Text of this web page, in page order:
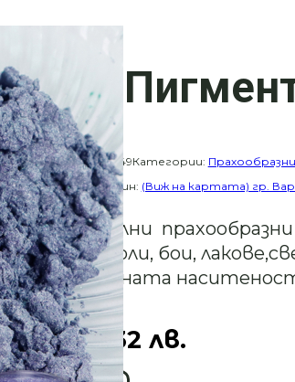
Мика Пигмент
Каталожен номер: 49Категории:
свещКупи от магазин: (Виж на картата) гр.
Професионални
различни смоли, бои,
според желаната
1.70€/ 3.32 лв.